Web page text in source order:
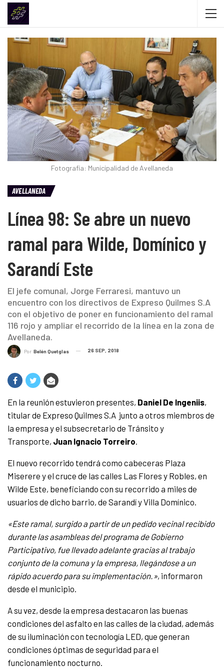
Fotografía: Municipalidad de Avellaneda
AVELLANEDA
Línea 98: Se abre un nuevo
ramal para Wilde, Domínico y
Sarandí Este
El jefe comunal, Jorge Ferraresi, mantuvo un
encuentro con los directivos de Expreso Quilmes S.A
con el objetivo de poner en funcionamiento del ramal
116 rojo y ampliar el recorrido de la línea en la zona de
Avellaneda.
Por Belén Quetglas 26 SEP, 2018
En la reunión estuvieron presentes, Daniel De Ingeniis,
titular de Expreso Quilmes S.A junto a otros miembros de
la empresa y el subsecretario de Tránsito y
Transporte, Juan Ignacio Torreiro
El nuevo recorrido tendrá como cabeceras Plaza
Miserere y el cruce de las calles Las Flores y Robles, en
Wilde Este, beneficiando con su recorrido a miles de
usuarios de dicho barrio, de Sarandí y Villa Domínico.
«Este ramal, surgido a partir de un pedido vecinal recibido
durante las asambleas del programa de Gobierno
Participativo, fue llevado adelante gracias al trabajo
conjunto de la comuna y la empresa, llegándose a un
rápido acuerdo para su implementación.», informaron
desde el municipio.
A su vez, desde la empresa destacaron las buenas
condiciones del asfalto en las calles de la ciudad, además
de su iluminación con tecnología LED, que generan
condiciones óptimas de seguridad para el
funcionamiento nocturno.